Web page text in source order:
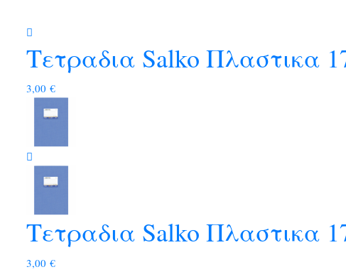
Τετραδια Salko Πλαστικα
3,00 €
Τετραδια Salko Πλαστικα
3,00 €